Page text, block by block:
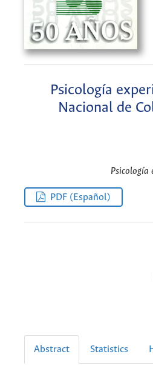
Psicología
Nacional de
Psicología
PDF (Español)
Abstract Statistics